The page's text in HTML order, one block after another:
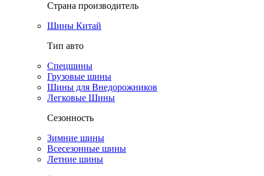
Страна производитель
Шины Китай
Тип авто
Спецшины
Грузовые шины
Шины для Внедорожников
Легковые Шины
Сезонность
Зимние шины
Всесезонные шины
Летние шины